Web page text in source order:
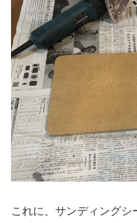
これに、サンディング